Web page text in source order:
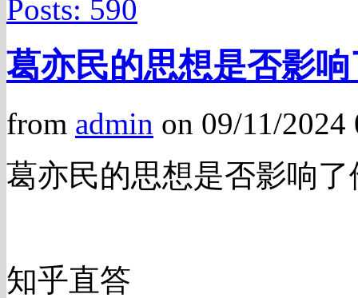
Posts: 590
葛亦民的思想是否影
from admin on 09/11/
葛亦民的思想是否影响
知乎直答